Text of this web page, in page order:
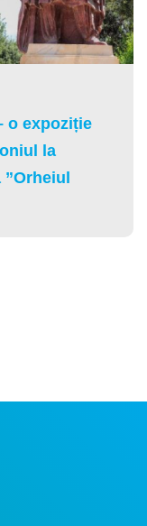
o expoziție
la
”Orheiul